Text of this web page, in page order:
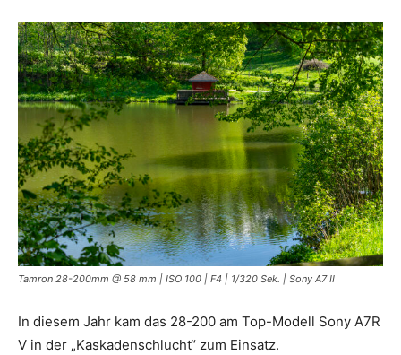
Tamron 28-200mm @ 58 mm | ISO 100 | F4 | 1/320 Sek. | Sony A7 II
In diesem Jahr kam das 28-200 am Top-Modell Sony A7R
V in der „Kaskadenschlucht“ zum Einsatz.